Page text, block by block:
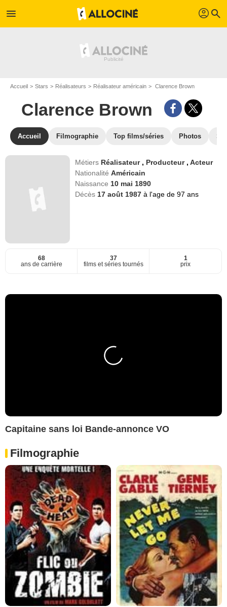
menu profil search
Accueil Stars Réalisateurs Réalisateur américain Clarence Brown
Clarence Brown
Accueil Filmographie Top films/séries Photos
Métiers Réalisateur , Producteur ,Acteur
NationalitéAméricain
Naissance 10 mai 1890
Décès 17 août 1987à l'age de 97 ans
68
ans de carrière
37
films et séries tournés
1
prix
Capitaine sans loi Bande-annonce VO
Filmographie